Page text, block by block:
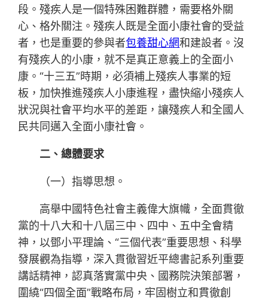
段。殘疾人是一個特殊困難群體，需要格外關
心、格外關注。殘疾人既是全面小康社會的受益
者，也是重要的參與者包養甜心網和建設者。沒
有殘疾人的小康，就不是真正意義上的全面小
康。“十三五”時期，必須補上殘疾人事業的短
板，加快推進殘疾人小康進程，盡快縮小殘疾人
狀況與社會平均水平的差距，讓殘疾人和全國人
民共同邁入全面小康社會。
二、總體要求
（一）指導思想。
高舉中國特色社會主義偉大旗幟，全面貫徹
黨的十八大和十八屆三中、四中、五中全會精
神，以鄧小平理論、“三個代表”重要思想、科學
發展觀為指導，深入貫徹習近平總書記系列重要
講話精神，認真落實黨中央、國務院決策部署，
圍繞“四個全面”戰略布局，牢固樹立和貫徹創